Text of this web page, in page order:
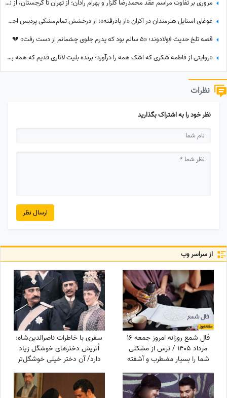
مروری بر تفاوت مراسم عقد محمدرضا گلزار و بهرام رادان؛ از تهران تا گرجستان، از نگاه عاشقانه رادان به مینا تا نگاه رو به آسمان گلزار هنگام خطبه عقد + عکس
غوغای استایل هنرمندان در اکران «از یادرفته»؛ از درخشش تمام‌مشکی پردیس احمدیه و آزیتا حاجیان تا تیپ اسپورت سینا مهراد و مجید مظفری
قصه تلخ حدیث فولادوند؛ «5 سالم بود که پدرم جلوی چشمانم از دست رفت» 💔
«روایتی از فاطمه شکری که اشک همه را درآورد؛ برنده بلیت لاتاری قدیم که همه برده‌اش را خرج دیگران کرد، اکنون بی‌مهری می‌بیند!»
نظرات
نظر خود را به اشتراک بگذارید
ارسال نظر
از سراسر وب
فال شمع روزانه امروز جمعه 16
مرداد 1405 / ترس از مشکلی
شما را بسیار مضطرب و آشفته
می‌کند، اما شما
سفری با خاطرات ناصرالدین‌شاه:
اُتریش دخترهای خوشگل زیاد
دارد/ آن دختر خیلی‌ خوشگل‌تر
وقتی به من دسته گل داد، مات
و مبهوت شدم، نتوانستم راه بروم
مردم ملتفت شدند، خندیدند!